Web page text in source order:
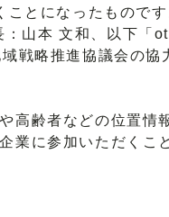
とになったものです
山本 文和、以下「
戦略推進協議会の協
高齢者などの位置情
業に参加いただくこ